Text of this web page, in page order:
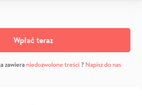
Wpłać teraz
zawiera niedozwolone treści? Napisz do nas